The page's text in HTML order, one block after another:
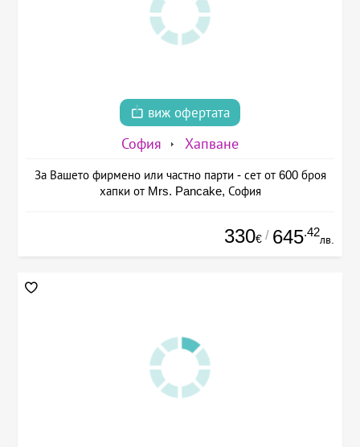
виж офертата
София Хапване
За Вашето фирмено или частно парти - сет от 600 броя
хапки от Mrs. Pancake, София
330€ / 645.42
лв.